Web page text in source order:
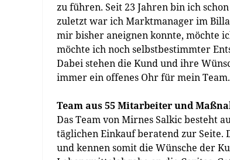
zu führen. Seit 23 Jahren bin ich
zuletzt war ich Marktmanager im
mir bisher aneignen konnte, möchte
möchte ich noch selbstbestimmter
Dabei stehen die Kund und ihre
immer ein offenes Ohr für mein
Team aus 55 Mitarbeiter und
Das Team von Mirnes Salkic besteht
täglichen Einkauf beratend zur
und kennen somit die Wünsche der